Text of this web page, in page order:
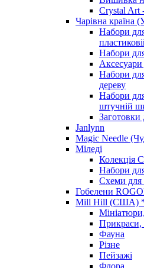
Crystal Art
Чарівна країна
Набори
Набори
Аксесуари
Набори
дереву
Набори
штучній
Janlynn
Magic Needle
Міледі
Колекція
Набори
Схеми для
Гобелени
Mill Hill (США)
Прикраси,
Фауна
Різне
Пейзажі
Флора